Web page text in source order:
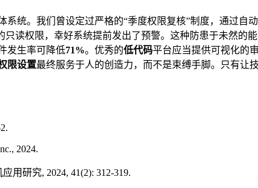
统。我们曾设定过严格的“季度权限复核”制度，通过自
读权限，幸好系统提前发出了预警。这种防患于未然的
发生率可降低71%。优秀的低代码平台应当提供可视化的
限设置最终服务于人的创造力，而不是束缚手脚。只有让
2024.
用研究, 2024, 41(2): 312-319.